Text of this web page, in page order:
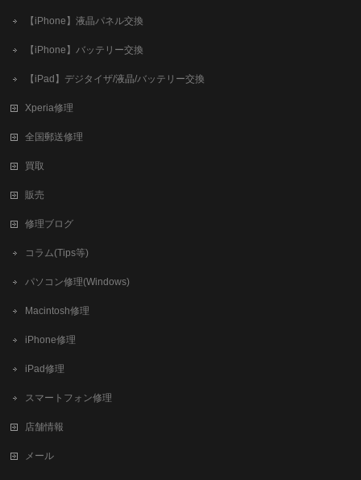
【iPhone】液晶パネル交換
【iPhone】バッテリー交換
【iPad】デジタイザ/液晶/バッテリー交換
Xperia修理
全国郵送修理
買取
販売
修理ブログ
コラム(Tips等)
パソコン修理(Windows)
Macintosh修理
iPhone修理
iPad修理
スマートフォン修理
店舗情報
メール